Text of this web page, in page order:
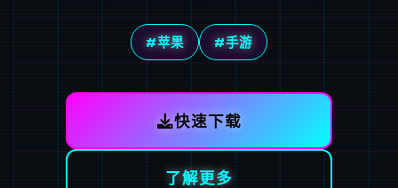
#苹果 #手游
快速下载
了解更多